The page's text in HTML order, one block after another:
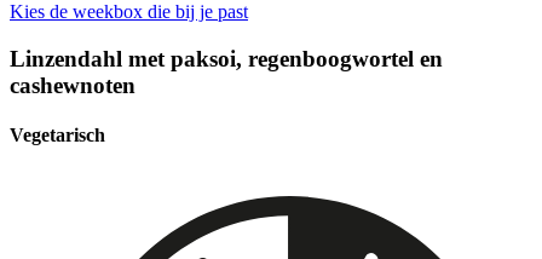
Kies de weekbox die bij je past
Linzendahl met paksoi, regenboogwortel en
cashewnoten
Vegetarisch